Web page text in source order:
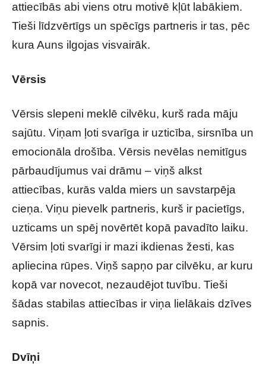
attiecībās abi viens otru motivē kļūt labākiem.
Tieši līdzvērtīgs un spēcīgs partneris ir tas, pēc
kura Auns ilgojas visvairāk.
Vērsis
Vērsis slepeni meklē cilvēku, kurš rada māju
sajūtu. Viņam ļoti svarīga ir uzticība, sirsnība un
emocionāla drošība. Vērsis nevēlas nemitīgus
pārbaudījumus vai drāmu – viņš alkst
attiecības, kurās valda miers un savstarpēja
cieņa. Viņu pievelk partneris, kurš ir pacietīgs,
uzticams un spēj novērtēt kopā pavadīto laiku.
Vērsim ļoti svarīgi ir mazi ikdienas žesti, kas
apliecina rūpes. Viņš sapņo par cilvēku, ar kuru
kopā var novecot, nezaudējot tuvību. Tieši
šādas stabilas attiecības ir viņa lielākais dzīves
sapnis.
Dvīņi